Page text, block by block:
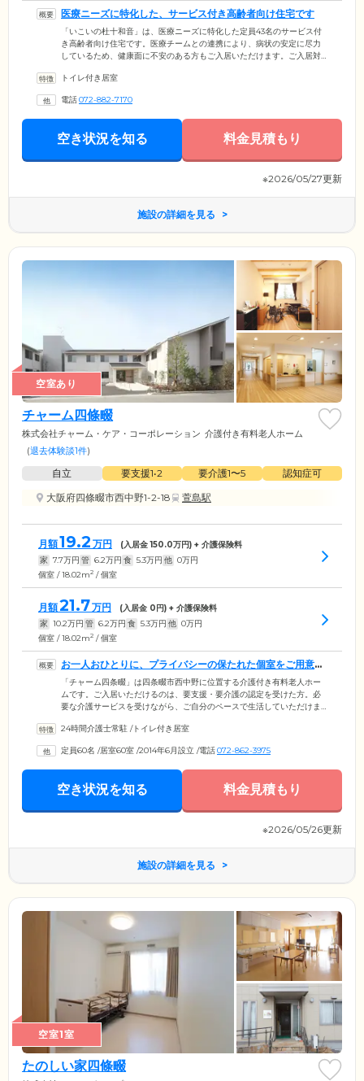
医療ニーズに特化した、サービス付き高齢者向け住宅です
「いこいの杜十和音」は、医療ニーズに特化した定員43名のサービス付
き高齢者向け住宅です。医療チームとの連携により、病状の安定に尽力
しているため、健康面に不安のある方もご入居いただけます。ご入居対
方もぜひ一度ご相談ください。介護スタッフの研修に注力しており、各
に、ご入居者様・ご家族様が大きな安心を感じられるケアをお届けして
おります。「十和音」という施設名通り、人と人との和をつなぎ和音を
トイレ付き居室
電話072-882-7170
空き状況を知る 料金見積もり
※2026/05/27更新
施設の詳細を見る
空室あり
チャーム四條畷
株式会社チャーム・ケア・コーポレーション 介護付き有料老人ホーム
(退去体験談1件)
自立 要支援1•2 要介護1〜5
認知症可
大阪府四條畷市西中野1-2-18
萱島駅
月額19.2 万円 (入居金150.0万円) + 介護保険料
家 7.7万円 管 6.2万円 食 5.3万円 他 0万円
個室 / 18.02m2 / 個室
月額21.7万円 (入居金 0円) + 介護保険料
家 10.2万円 管 6.2万円 食 5.3万円 他 0万円
個室 / 18.02m2 / 個室
お一人おひとりに、プライバシーの保たれた個室をご用意し
ています
「チャーム四条畷」は四条畷市西中野に位置する介護付き有料老人ホー
ムです。ご入居いただけるのは、要支援・要介護の認定を受けた方。必
要な介護サービスを受けながら、ご自分のペースで生活していただけま
意いたしました。プライバシーの保たれた空間で、おひとりの時間を大
完備。また、お部屋にはお好きな家具をお持ち込みいただけます。ご自
宅で使い慣れたお気に入りのものをご用意いただき、自由にレイアウト
24時間介護士常駐 /トイレ付き居室
定員60名 /居室60室 /2014年6月設立 /電話072-862-3975
空き状況を知る 料金見積もり
※2026/05/26更新
施設の詳細を見る
空室1室
たのしい家四條畷